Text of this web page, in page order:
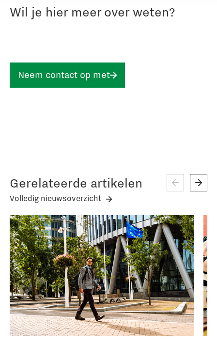
Wil je hier meer over weten?
Neem contact op met
Gerelateerde artikelen
Volledig nieuwsoverzicht